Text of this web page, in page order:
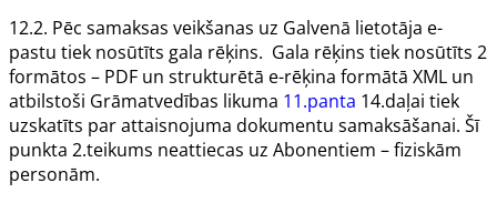
12.2. Pēc samaksas veikšanas uz Galvenā lietotāja e-
pastu tiek nosūtīts gala rēķins. Gala rēķins tiek nosūtīts 2
formātos – PDF un strukturētā e-rēķina formātā XML un
atbilstoši Grāmatvedības likuma 11.panta 14.daļai tiek
uzskatīts par attaisnojuma dokumentu samaksāšanai. Šī
punkta 2.teikums neattiecas uz Abonentiem – fiziskām
personām.